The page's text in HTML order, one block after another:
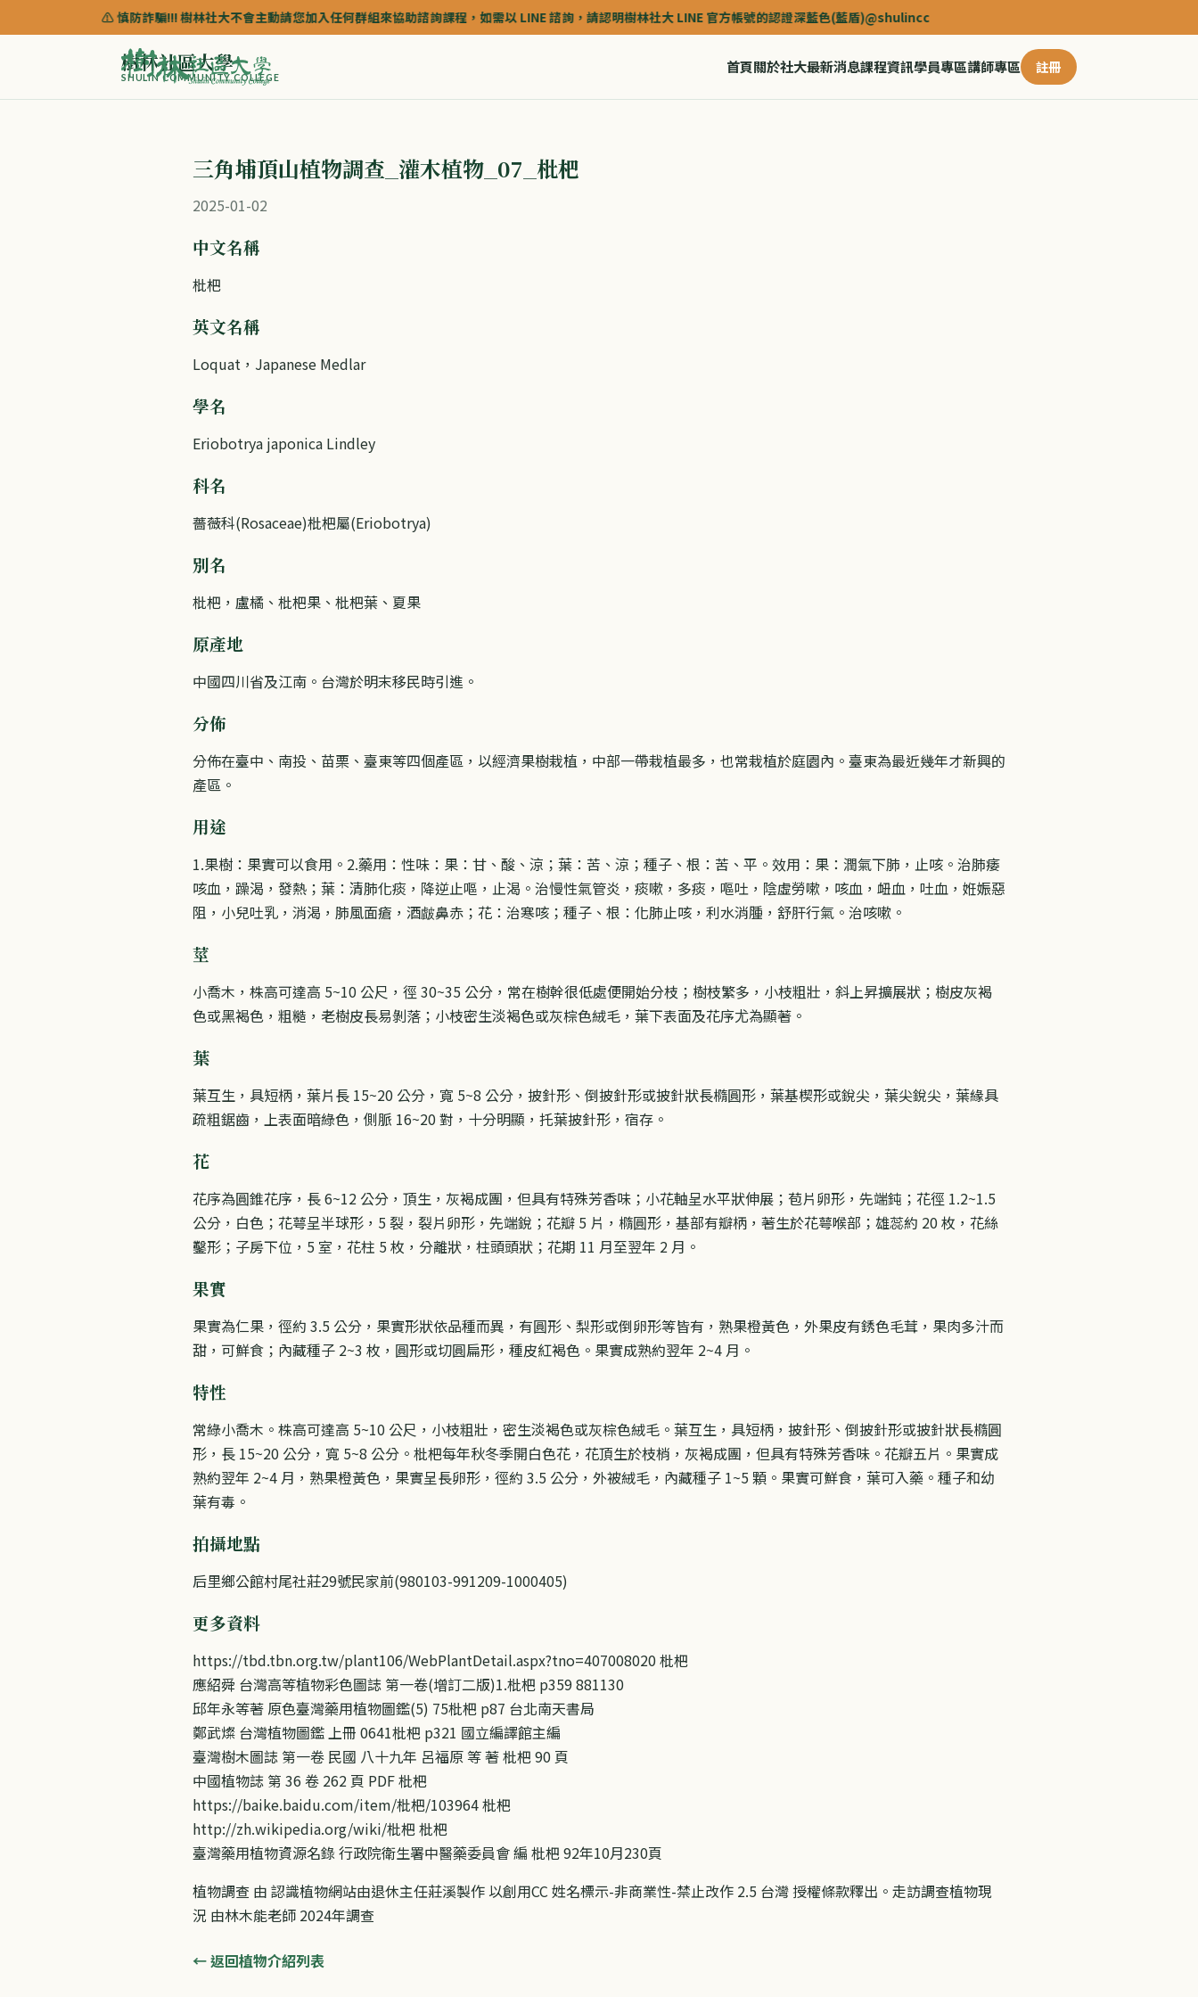
⚠️ 慎防詐騙!!! 樹林社大不會主動請您加入任何群組來協助諮詢課程，如需以 LINE 諮詢，請認明樹林社大 LINE 官方帳號的認證深藍色(藍盾)@shulincc
樹林社區大學
SHULIN COMMUNITY COLLEGE
首頁關於社大最新消息課程資訊學員專區講師專區 註冊
三角埔頂山植物調查_灌木植物_07_枇杷
2025-01-02
中文名稱
枇杷
英文名稱
Loquat，Japanese Medlar
學名
Eriobotrya japonica Lindley
科名
薔薇科(Rosaceae)枇杷屬(Eriobotrya)
別名
枇杷，盧橘、枇杷果、枇杷葉、夏果
原產地
中國四川省及江南。台灣於明末移民時引進。
分佈
分佈在臺中、南投、苗栗、臺東等四個產區，以經濟果樹栽植，中部一帶栽植最多，也常栽植於庭園內。臺東為最近幾年才新興的
產區。
用途
1.果樹：果實可以食用。2.藥用：性味：果：甘、酸、涼；葉：苦、涼；種子、根：苦、平。效用：果：潤氣下肺，止咳。治肺痿
咳血，躁渴，發熱；葉：清肺化痰，降逆止嘔，止渴。治慢性氣管炎，痰嗽，多痰，嘔吐，陰虛勞嗽，咳血，衄血，吐血，姙娠惡
阻，小兒吐乳，消渴，肺風面瘡，酒皻鼻赤；花：治寒咳；種子、根：化肺止咳，利水消腫，舒肝行氣。治咳嗽。
莖
小喬木，株高可達高 5~10 公尺，徑 30~35 公分，常在樹幹很低處便開始分枝；樹枝繁多，小枝粗壯，斜上昇擴展狀；樹皮灰褐
色或黑褐色，粗糙，老樹皮長易剝落；小枝密生淡褐色或灰棕色絨毛，葉下表面及花序尤為顯著。
葉
葉互生，具短柄，葉片長 15~20 公分，寬 5~8 公分，披針形、倒披針形或披針狀長橢圓形，葉基楔形或銳尖，葉尖銳尖，葉緣具
疏粗鋸齒，上表面暗綠色，側脈 16~20 對，十分明顯，托葉披針形，宿存。
花
花序為圓錐花序，長 6~12 公分，頂生，灰褐成團，但具有特殊芳香味；小花軸呈水平狀伸展；苞片卵形，先端鈍；花徑 1.2~1.5
公分，白色；花萼呈半球形，5 裂，裂片卵形，先端銳；花瓣 5 片，橢圓形，基部有瓣柄，著生於花萼喉部；雄蕊約 20 枚，花絲
鑿形；子房下位，5 室，花柱 5 枚，分離狀，柱頭頭狀；花期 11 月至翌年 2 月。
果實
果實為仁果，徑約 3.5 公分，果實形狀依品種而異，有圓形、梨形或倒卵形等皆有，熟果橙黃色，外果皮有銹色毛茸，果肉多汁而
甜，可鮮食；內藏種子 2~3 枚，圓形或切圓扁形，種皮紅褐色。果實成熟約翌年 2~4 月。
特性
常綠小喬木。株高可達高 5~10 公尺，小枝粗壯，密生淡褐色或灰棕色絨毛。葉互生，具短柄，披針形、倒披針形或披針狀長橢圓
形，長 15~20 公分，寬 5~8 公分。枇杷每年秋冬季開白色花，花頂生於枝梢，灰褐成團，但具有特殊芳香味。花瓣五片。果實成
熟約翌年 2~4 月，熟果橙黃色，果實呈長卵形，徑約 3.5 公分，外被絨毛，內藏種子 1~5 顆。果實可鮮食，葉可入藥。種子和幼
葉有毒。
拍攝地點
后里鄉公館村尾社莊29號民家前(980103-991209-1000405)
更多資料
https://tbd.tbn.org.tw/plant106/WebPlantDetail.aspx?tno=407008020 枇杷
應紹舜 台灣高等植物彩色圖誌 第一卷(增訂二版)1.枇杷 p359 881130
邱年永等著 原色臺灣藥用植物圖鑑(5) 75枇杷 p87 台北南天書局
鄭武燦 台灣植物圖鑑 上冊 0641枇杷 p321 國立編譯館主編
臺灣樹木圖誌 第一卷 民國 八十九年 呂福原 等 著 枇杷 90 頁
中國植物誌 第 36 卷 262 頁 PDF 枇杷
https://baike.baidu.com/item/枇杷/103964 枇杷
http://zh.wikipedia.org/wiki/枇杷 枇杷
臺灣藥用植物資源名錄 行政院衛生署中醫藥委員會 編 枇杷 92年10月230頁
植物調查 由 認識植物網站由退休主任莊溪製作 以創用CC 姓名標示-非商業性-禁止改作 2.5 台灣 授權條款釋出。走訪調查植物現
況 由林木能老師 2024年調查
← 返回植物介紹列表